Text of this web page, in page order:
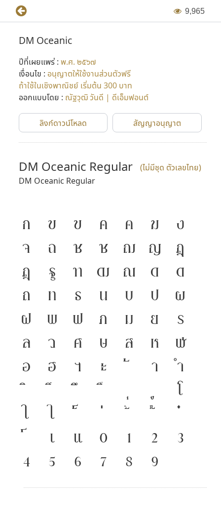
9,965
DM Oceanic
ปีที่เผยแพร่ : พ.ศ. ๒๕๖๗
เงื่อนไข : อนุญาตให้ใช้งานส่วนตัวฟรี
ถ้าใช้ในเชิงพาณิชย์ เริ่มต้น 300 บาท
ออกแบบโดย : ณัฐวุฒิ วันดี | ดีเอ็มฟอนต์
ลิงก์ดาวน์โหลด สัญญาอนุญาต
DM Oceanic Regular
(ไม่มีชุด ตัวเลขไทย)
DM Oceanic Regular
ก ข ฃ ค ฅ ฆ
ง
จ
ฉ ช ซ ฌ ญ
ฎ
ฏ
ฐ ฑ ฒ ณ ด
ต
ถ
ท ธ น บ ป
ผ
ฝ
พ ฟ ภ ม ย
ร
ล
ว ศ ษ ส ห
ฬ
อ
ฮ ฯ ะ า
ำ
โ
ใ
ไ
เ
แ ๐ ๑ ๒
๓
๔
๕ ๖ ๗ ๘ ๙